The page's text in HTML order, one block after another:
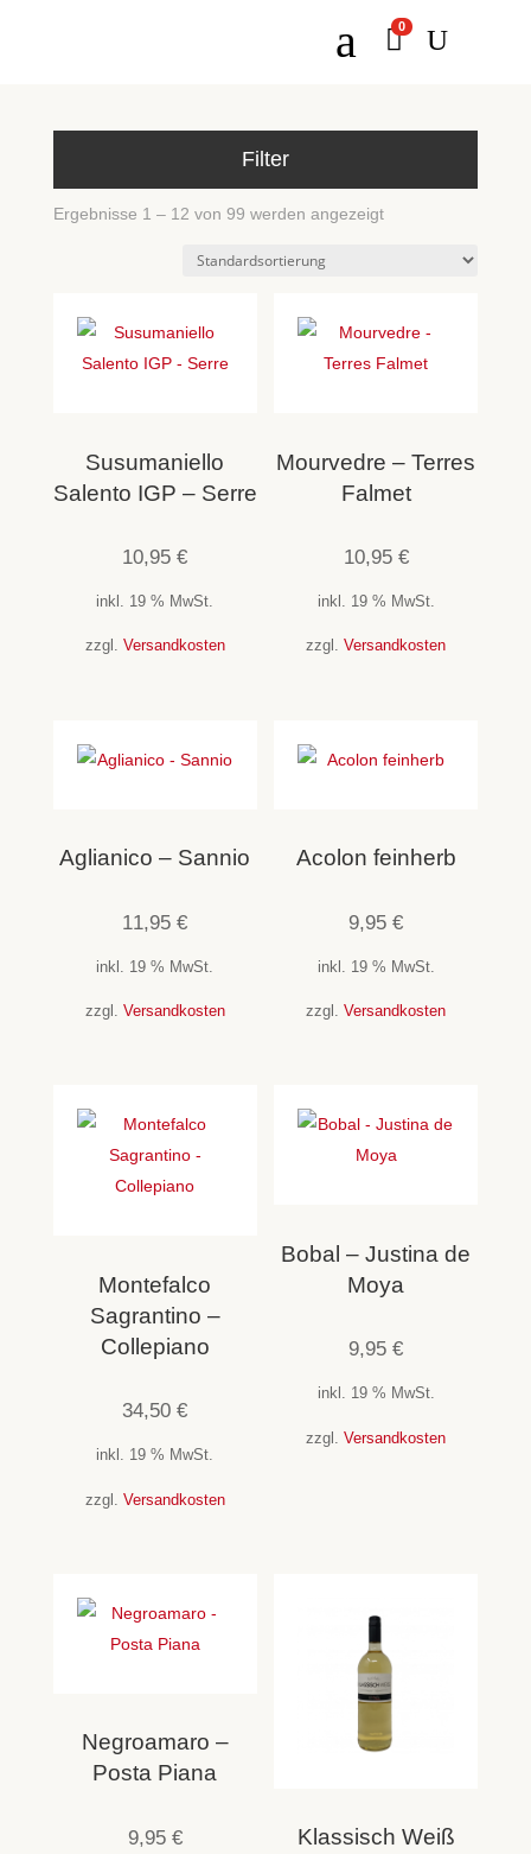
a 0 U
Filter
Ergebnisse 1 – 12 von 99 werden angezeigt
Susumaniello
Salento IGP – Serre
10,95€
inkl. 19 % MwSt.
zzgl. Versandkosten
Mourvedre – Terres
Falmet
10,95 €
inkl. 19 % MwSt.
zzgl.Versandkosten
Aglianico – Sannio
11,95€
inkl. 19 % MwSt.
zzgl. Versandkosten
Acolon feinherb
9,95€
inkl. 19 % MwSt.
zzgl.Versandkosten
Montefalco
Sagrantino –
Collepiano
34,50€
inkl. 19 % MwSt.
zzgl. Versandkosten
Bobal – Justina de
Moya
9,95€
inkl. 19 % MwSt.
zzgl.Versandkosten
Negroamaro –
Posta Piana
9,95 € Klassisch Weiß